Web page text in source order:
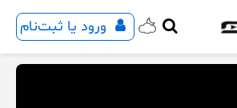
ورود یا ثبت‌نام